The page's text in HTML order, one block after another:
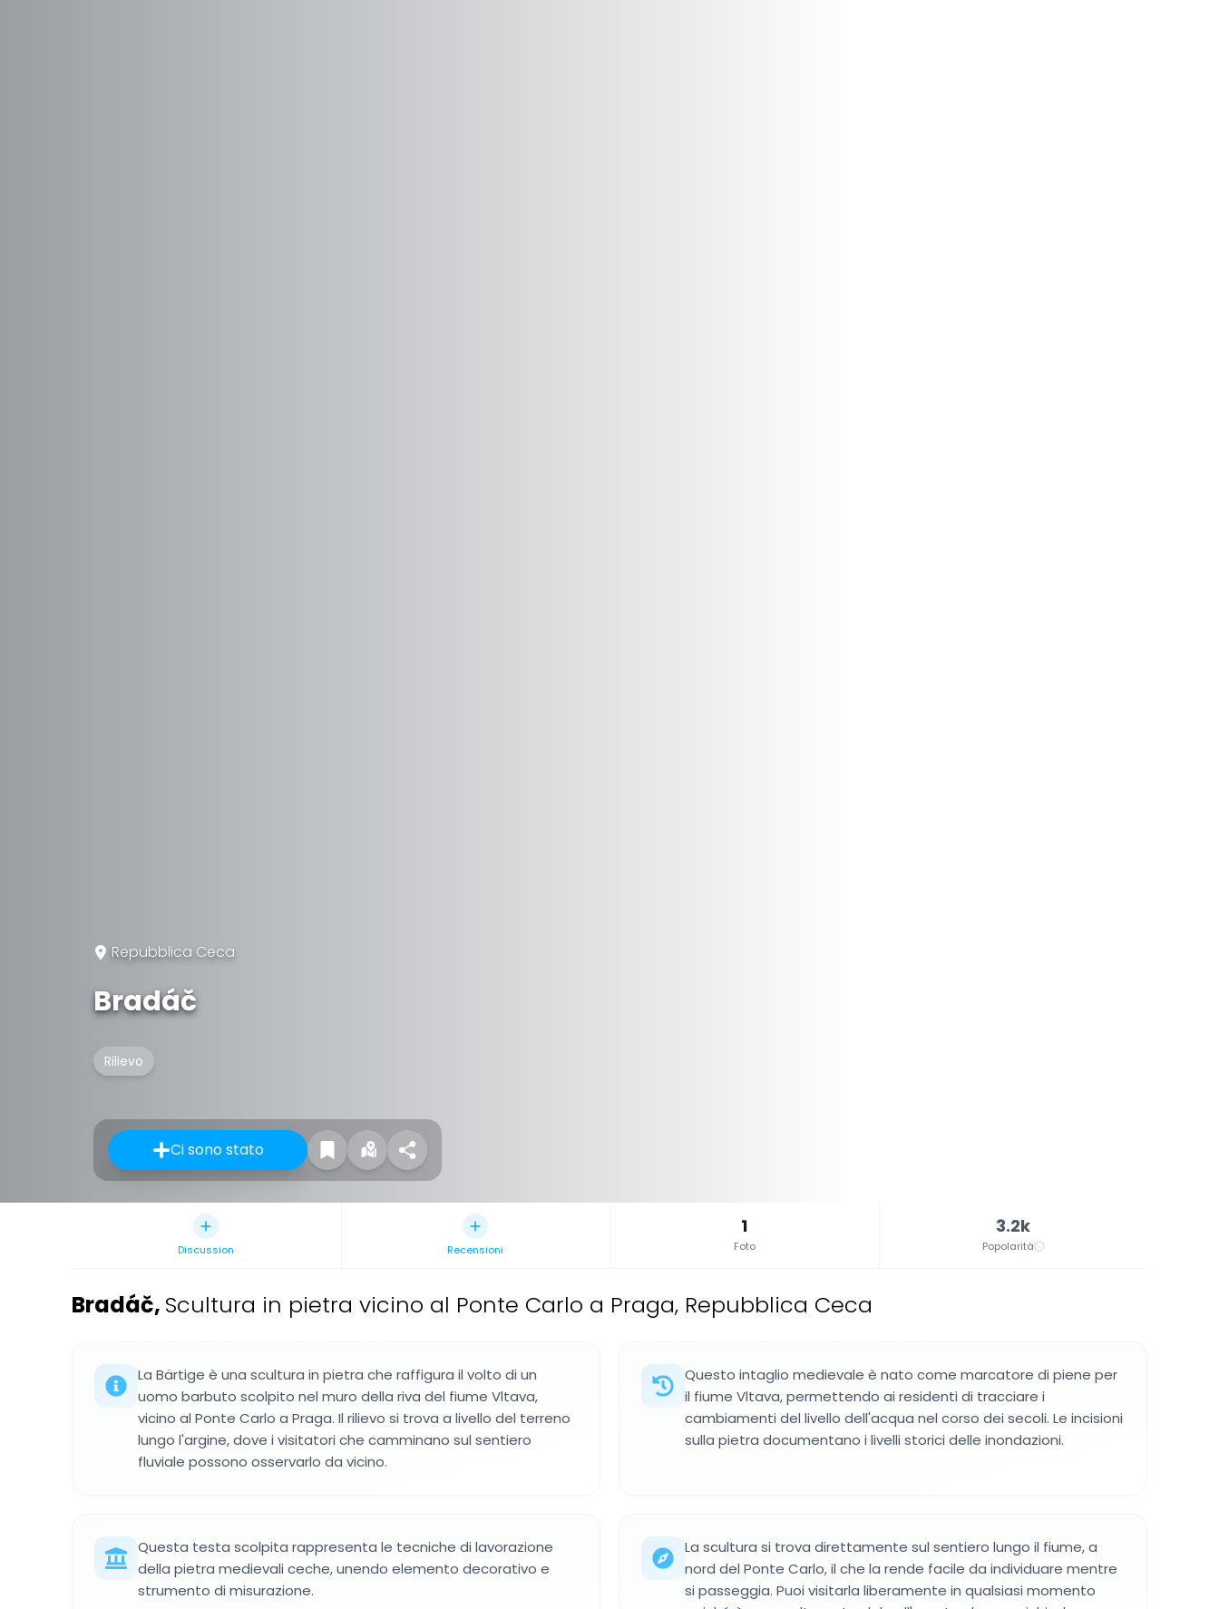
Repubblica Ceca
Bradáč
Rilievo
Ci sono stato
Discussion Recensioni
1
Foto
3.2k
Popolarità
Bradáč, Scultura in pietra vicino al Ponte Carlo a Praga, Repubblica Ceca
La Bärtige è una scultura in pietra che raffigura il volto di un
uomo barbuto scolpito nel muro della riva del fiume Vltava,
vicino al Ponte Carlo a Praga. Il rilievo si trova a livello del terreno
lungo l'argine, dove i visitatori che camminano sul sentiero
fluviale possono osservarlo da vicino.
Questo intaglio medievale è nato come marcatore di piene per
il fiume Vltava, permettendo ai residenti di tracciare i
cambiamenti del livello dell'acqua nel corso dei secoli. Le incisioni
sulla pietra documentano i livelli storici delle inondazioni.
Questa testa scolpita rappresenta le tecniche di lavorazione
della pietra medievali ceche, unendo elemento decorativo e
strumento di misurazione.
La scultura si trova direttamente sul sentiero lungo il fiume, a
nord del Ponte Carlo, il che la rende facile da individuare mentre
si passeggia. Puoi visitarla liberamente in qualsiasi momento